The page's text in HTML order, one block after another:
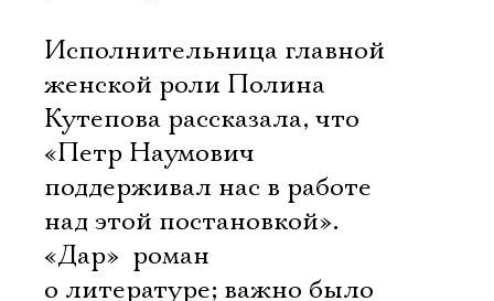
Исполнительница главной
женской роли Полина
Кутепова рассказала, что
«Петр Наумович
поддерживал нас в работе
над этой постановкой».
«Дар»  роман
о литературе; важно было